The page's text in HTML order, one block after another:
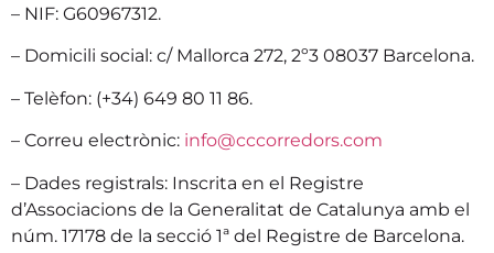
– NIF: G60967312.
– Domicili social: c/ Mallorca 272, 2º3 08037 Barcelona.
– Telèfon: (+34) 649 80 11 86.
– Correu electrònic: info@cccorredors.com
– Dades registrals: Inscrita en el Registre
d’Associacions de la Generalitat de Catalunya amb el
núm. 17178 de la secció 1ª del Registre de Barcelona.